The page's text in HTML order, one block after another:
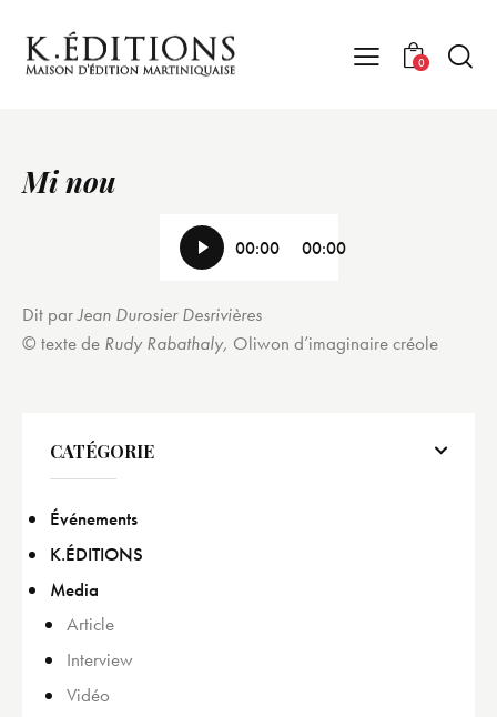
0
Mi nou
Lecteur
audio
00:00 00:00
Dit parJean Durosier Desrivières
© texte de Rudy Rabathaly, Oliwon d’imaginaire créole
CATÉGORIE
Événements
K.ÉDITIONS
Media
Article
Interview
Vidéo